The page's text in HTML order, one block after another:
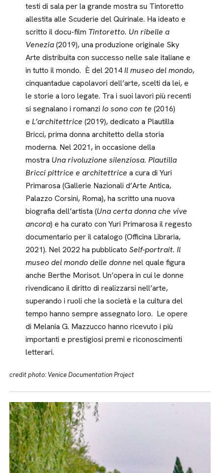
testi di sala per la grande mostra su Tintoretto
allestita alle Scuderie del Quirinale. Ha ideato e
scritto il docu-film Tintoretto. Un ribelle a
Venezia(2019), una produzione originale Sky
Arte distribuita con successo nelle sale italiane e
in tutto il mondo. È del 2014Il museo del mondo,
cinquantadue capolavori dell’arte, scelti da lei, e
le storie a loro legate. Tra i suoi lavori più recenti
si segnalano i romanzi Io sono con te (2016)
e L’architettrice (2019), dedicato a Plautilla
Bricci, prima donna architetto della storia
moderna. Nel 2021, in occasione della
mostra Una rivoluzione silenziosa. Plautilla
Bricci pittrice e architettrice a cura di Yuri
Primarosa (Gallerie Nazionali d’Arte Antica,
Palazzo Corsini, Roma), ha scritto una nuova
biografia dell’artista (Una certa donna che vive
ancora) e ha curato con Yuri Primarosa il regesto
documentario per il catalogo (Officina Libraria,
2021). Nel 2022 ha pubblicato Self-portrait. Il
museo del mondo delle donne nel quale figura
anche Berthe Morisot. Un’opera in cui le donne
rivendicano il diritto di realizzarsi nell’arte,
superando i ruoli che la società e la cultura del
tempo hanno sempre assegnato loro. Le opere
di Melania G. Mazzucco hanno ricevuto i più
importanti e prestigiosi premi e riconoscimenti
letterari.
credit photo: Venice Documentation Project